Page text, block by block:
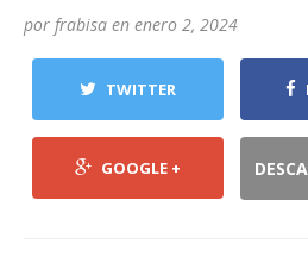
por frabisa en enero 2, 2024
TWITTER
GOOGLE +